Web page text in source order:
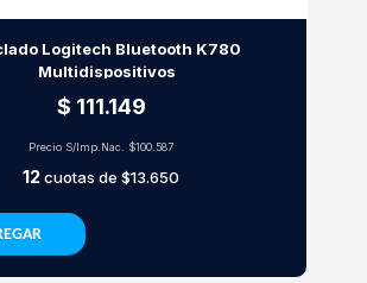
Logitech Bluetooth K780
Multidispositivos
$ 111.149
Precio S/Imp.Nac. $100.587
12cuotas de $13.650